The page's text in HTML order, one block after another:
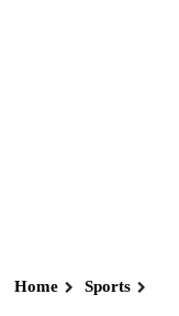
Home Sports